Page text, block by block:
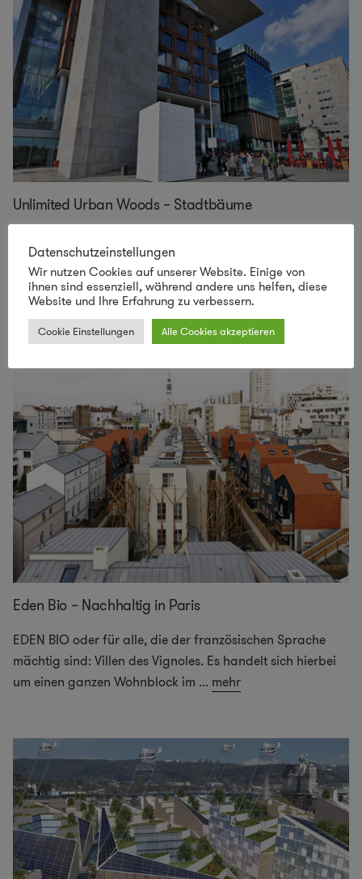
Unlimited Urban Woods – Stadtbäume
uns, durch die Wasserverdunstung senken sie die
Temperatur der Umgebung, sie produzieren Sauerstoff,
filtern...mehr
Eden Bio – Nachhaltig in Paris
EDEN BIO oder für alle, die der französischen Sprache
mächtig sind: Villen des Vignoles. Es handelt sich hierbei
um einen ganzen Wohnblock im ... mehr
Datenschutzeinstellungen
Wir nutzen Cookies auf unserer Website. Einige von
ihnen sind essenziell, während andere uns helfen, diese
Website und Ihre Erfahrung zu verbessern.
Cookie Einstellungen Alle Cookies akzeptieren